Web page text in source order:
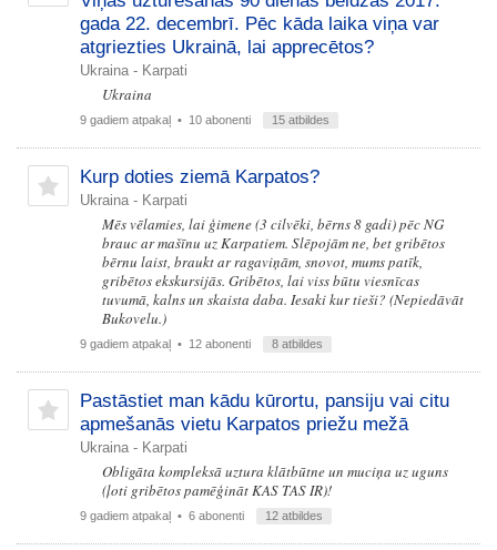
gada 22. decembrī. Pēc kāda laika viņa var
atgriezties Ukrainā, lai apprecētos?
Ukraina - Karpati
Ukraina
9 gadiem atpakaļ • 10 abonenti 15 atbildes
Kurp doties ziemā Karpatos?
Ukraina - Karpati
Mēs vēlamies, lai ģimene (3 cilvēki, bērns 8 gadi) pēc NG
brauc ar mašīnu uz Karpatiem. Slēpojām ne, bet gribētos
bērnu laist, braukt ar ragaviņām, snovot, mums patīk,
gribētos ekskursijās. Gribētos, lai viss būtu viesnīcas
tuvumā, kalns un skaista daba. Iesaki kur tieši? (Nepiedāvāt
Bukovelu.)
9 gadiem atpakaļ • 12 abonenti 8 atbildes
Pastāstiet man kādu kūrortu, pansiju vai citu
apmešanās vietu Karpatos priežu mežā
Ukraina - Karpati
Obligāta kompleksā uztura klātbūtne un muciņa uz uguns
(ļoti gribētos pamēģināt KAS TAS IR)!
9 gadiem atpakaļ • 6 abonenti 12 atbildes